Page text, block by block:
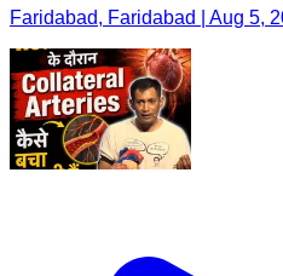
Faridabad, Faridabad | Aug 5,